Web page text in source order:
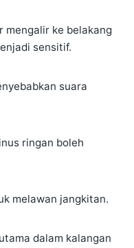
mengalir ke belakang
sensitif.
suara
ringan boleh
melawan jangkitan.
dalam kalangan